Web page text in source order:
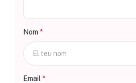
Nom
Email